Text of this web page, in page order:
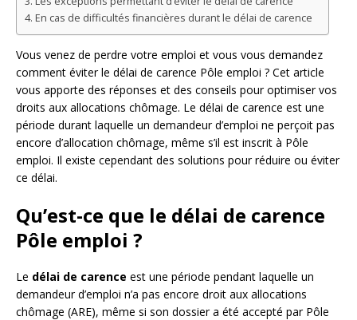
En cas de difficultés financières durant le délai de carence
Vous venez de perdre votre emploi et vous vous demandez
comment éviter le délai de carence Pôle emploi ? Cet article
vous apporte des réponses et des conseils pour optimiser vos
droits aux allocations chômage. Le délai de carence est une
période durant laquelle un demandeur d’emploi ne perçoit pas
encore d’allocation chômage, même s’il est inscrit à Pôle
emploi. Il existe cependant des solutions pour réduire ou éviter
ce délai.
Qu’est-ce que le délai de carence
Pôle emploi ?
Le délai de carence est une période pendant laquelle un
demandeur d’emploi n’a pas encore droit aux allocations
chômage (ARE), même si son dossier a été accepté par Pôle